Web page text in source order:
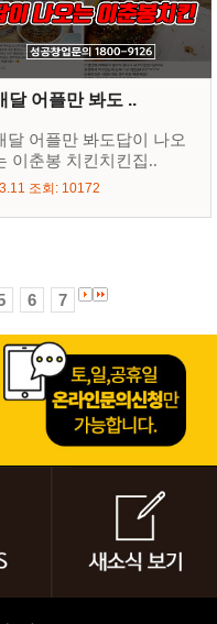
달 어플만 봐도 ..
달 어플만 봐도답이 나오
이춘봉 치킨치킨집..
조회: 10172
6 7